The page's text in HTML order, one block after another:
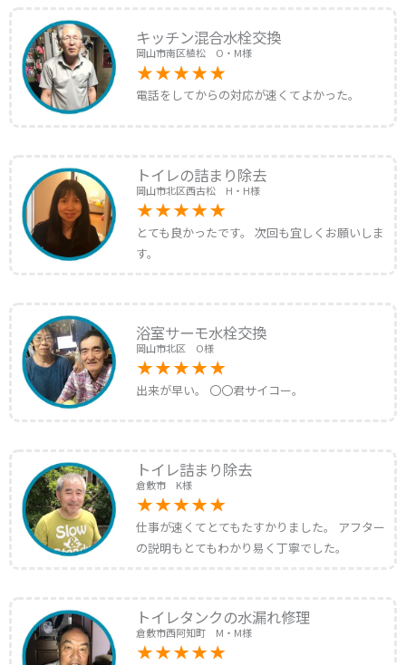
キッチン混合水栓交換
岡山市南区植松 O・M様
電話をしてからの対応が速くてよかった。
トイレの詰まり除去
岡山市北区西古松 H・H様
とても良かったです。 次回も宜しくお願いしま
す。
浴室サーモ水栓交換
岡山市北区 O様
出来が早い。 〇〇君サイコー。
トイレ詰まり除去
倉敷市 K様
仕事が速くてとてもたすかりました。 アフター
の説明もとてもわかり易く丁寧でした。
トイレタンクの水漏れ修理
倉敷市西阿知町 M・M様